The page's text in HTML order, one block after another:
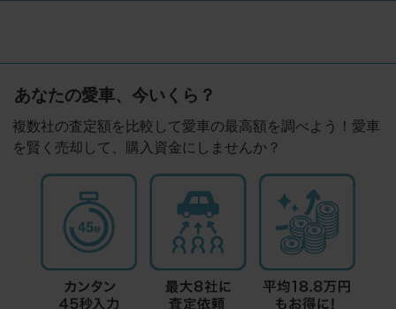
あなたの愛車、今いくら？
複数社の査定額を比較して愛車の最高額を調べよう！愛車
を賢く売却して、購入資金にしませんか？